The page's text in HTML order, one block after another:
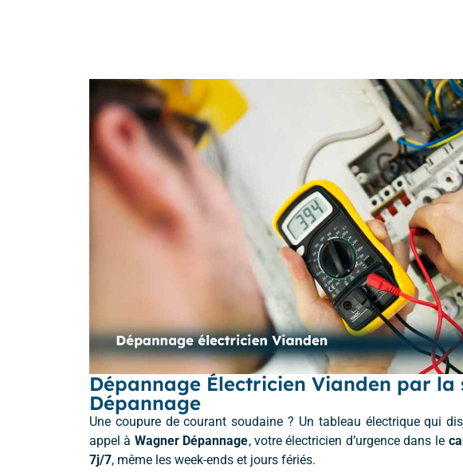
Dépannage Électricien Vianden par la
Dépannage
Une coupure de courant soudaine ? Un tableau électrique qui
appel à Wagner Dépannage, votre électricien d’urgence dans le
7j/7, même les week-ends et jours fériés.